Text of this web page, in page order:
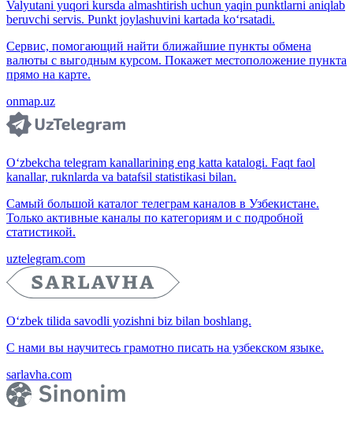
Valyutani yuqori kursda almashtirish uchun yaqin punktlarni aniqlab
beruvchi servis. Punkt joylashuvini kartada ko‘rsatadi.
Сервис, помогающий найти ближайшие пункты обмена
валюты с выгодным курсом. Покажет местоположение пункта
прямо на карте.
onmap.uz
O‘zbekcha telegram kanallarining eng katta katalogi. Faqt faol
kanallar, ruknlarda va batafsil statistikasi bilan.
Самый большой каталог телеграм каналов в Узбекистане.
Только активные каналы по категориям и с подробной
статистикой.
uztelegram.com
O‘zbek tilida savodli yozishni biz bilan boshlang.
С нами вы научитесь грамотно писать на узбекском языке.
sarlavha.com